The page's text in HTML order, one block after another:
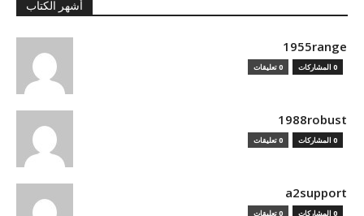
أشهر الكتاب
1955range
0 المشاركات 0 تعليقات
1988robust
0 المشاركات 0 تعليقات
a2support
0 المشاركات 0 تعليقات